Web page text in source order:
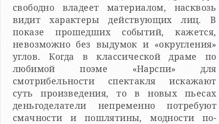
свободно владеет материалом, насквозь
видит характеры действующих лиц. В
показе прошедших событий, кажется,
невозможно без выдумок и «округления»
углов. Когда в классической драме по
любимой поэме «Нарспи» для
смотрибельности спектакля искажают
суть произведения, то в новых пьесах
деньгоделатели непременно потребуют
смачности и пошлятины, модности по-